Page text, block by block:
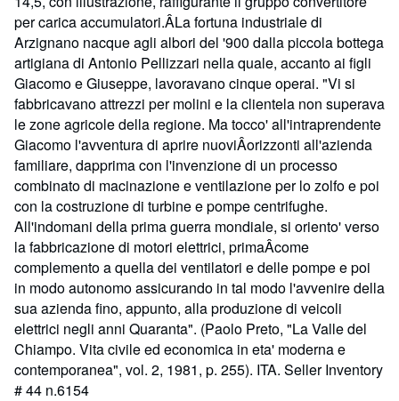
per carica accumulatori.ÂLa fortuna industriale di
Arzignano nacque agli albori del '900 dalla piccola bottega
artigiana di Antonio Pellizzari nella quale, accanto ai figli
Giacomo e Giuseppe, lavoravano cinque operai. "Vi si
fabbricavano attrezzi per molini e la clientela non superava
le zone agricole della regione. Ma tocco' all'intraprendente
Giacomo l'avventura di aprire nuoviÂorizzonti all'azienda
familiare, dapprima con l'invenzione di un processo
combinato di macinazione e ventilazione per lo zolfo e poi
con la costruzione di turbine e pompe centrifughe.
All'indomani della prima guerra mondiale, si oriento' verso
la fabbricazione di motori elettrici, primaÂcome
complemento a quella dei ventilatori e delle pompe e poi
in modo autonomo assicurando in tal modo l'avvenire della
sua azienda fino, appunto, alla produzione di veicoli
elettrici negli anni Quaranta". (Paolo Preto, "La Valle del
Chiampo. Vita civile ed economica in eta' moderna e
contemporanea", vol. 2, 1981, p. 255). ITA. Seller Inventory
# 44 n.6154